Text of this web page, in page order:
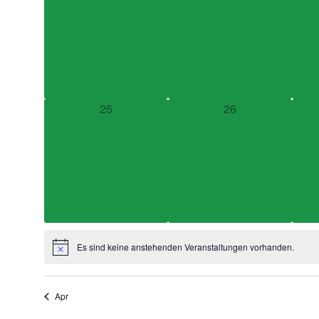
0 Veranstaltungen,
25 0 Veranstaltungen,
26
Es sind keine anstehenden Veranstaltungen vorhanden.
Apr